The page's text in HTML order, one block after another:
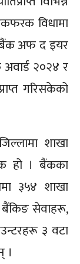
विधामा
अफ द इयर
२०२४ र
गरिसकेको
शाखा
हो । बैंकका
३५४ शाखा
बैंकिङ सेवाहरू,
३ वटा
।